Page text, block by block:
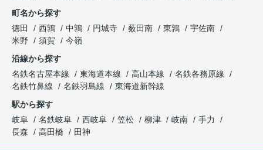
町名から探す
徳田
西鶉 中鶉 円城寺 薮田南 東鶉
宇佐南
米野
須賀
今嶺
沿線から探す
名鉄名古屋本線
東海道本線 高山本線
名鉄各務原線
名鉄竹鼻線
名鉄羽島線
東海道新幹線
駅から探す
岐阜
名鉄岐阜 西岐阜 笠松 柳津 岐南
手力
長森
高田橋 田神